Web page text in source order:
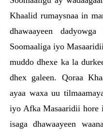
Khaalid rumaysnaa in
dhawaayeen
Soomaaliga iyo
muddo dhexe ka la
dhex galeen. Qoraa
ayaa waxa uu
iyo Afka Masaaridii hore
isaga dhawaayeen